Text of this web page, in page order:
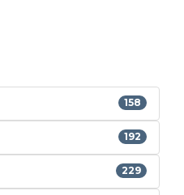
158
192
229